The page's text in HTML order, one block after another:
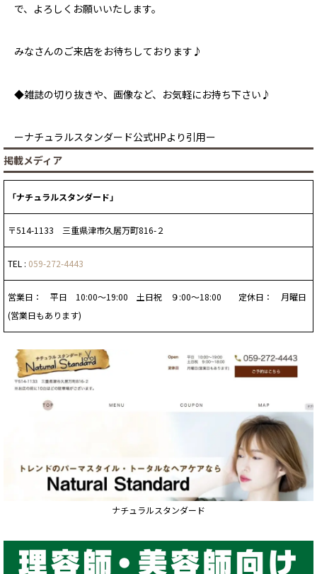
で、よろしくお願いいたします。
みなさんのご来店をお待ちしております♪
◆雑誌の切り抜きや、画像など、お気軽にお持ち下さい♪
ーナチュラルスタンダード公式HPより引用ー
掲載メディア
「ナチュラルスタンダード」
〒514-1133 三重県津市久居万町816-２
TEL : 059-272-4443
営業日： 平日 10:00～19:00 土日祝 ９:00～18:00 定休日： 月曜日
(営業日もあります)
ナチュラルスタンダード